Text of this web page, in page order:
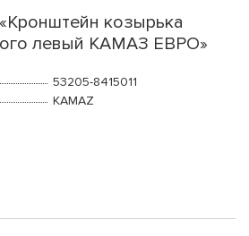
козырька
левый КАМАЗ ЕВРО»
53205-8415011
KAMAZ